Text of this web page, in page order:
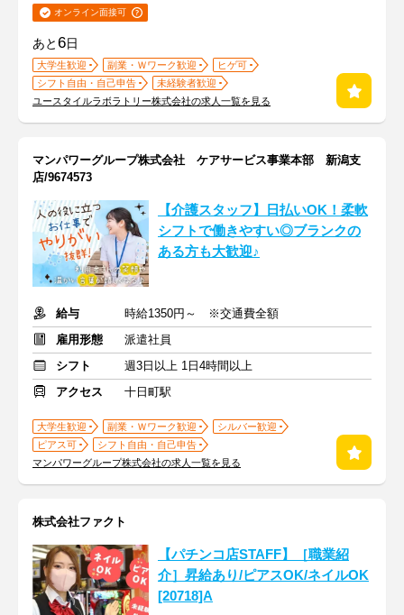
オンライン面接可
あと6日
大学生歓迎 副業・Ｗワーク歓迎
ヒゲ可
シフト自由・自己申告
未経験者歓迎
ユースタイルラボラトリー株式会社の求人一覧を見る
マンパワーグループ株式会社 ケアサービス事業本部 新潟支
店/9674573
【介護スタッフ】日払いOK！柔軟
シフトで働きやすい◎ブランクの
ある方も大歓迎♪
給与
時給1350円～ ※交通費全額
雇用形態
派遣社員
シフト
週3日以上 1日4時間以上
アクセス
十日町駅
大学生歓迎 副業・Ｗワーク歓迎
シルバー歓迎
ピアス可
シフト自由・自己申告
マンパワーグループ株式会社の求人一覧を見る
株式会社ファクト
【パチンコ店STAFF】［職業紹
介］昇給あり/ピアスOK/ネイルOK
[20718]A